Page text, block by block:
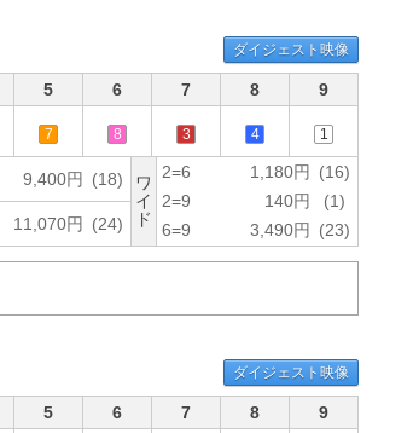
ダイジェスト映像
5 6 7 8 9
7 8 3 4 1
9,400円 (18)
ワ
イ
ド
2=6 1,180円
(16)
2=9
140円
(1)
6=9
3,490円 (23)
11,070円 (24)
ダイジェスト映像
5 6 7 8 9